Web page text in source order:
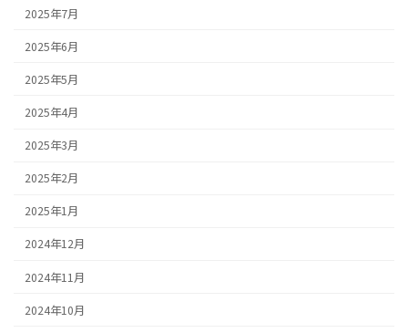
2025年7月
2025年6月
2025年5月
2025年4月
2025年3月
2025年2月
2025年1月
2024年12月
2024年11月
2024年10月